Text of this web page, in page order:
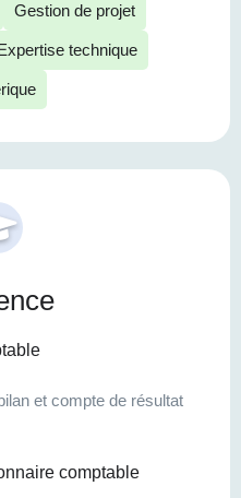
Gestion de projet
technique
et compte de résultat
comptable